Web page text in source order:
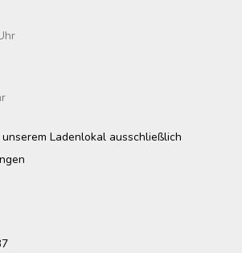
Ladenlokal ausschließlich